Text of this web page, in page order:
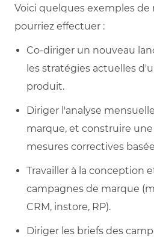
Voici quelques exemples de
pourriez effectuer :
Co-diriger un nouveau
les stratégies actuelles
produit.
Diriger l'analyse
marque, et construire
mesures correctives
Travailler à la conception
campagnes de marque
CRM, instore, RP).
Diriger les briefs des